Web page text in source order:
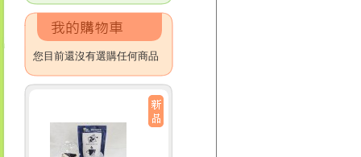
您目前還沒有選購任何商品